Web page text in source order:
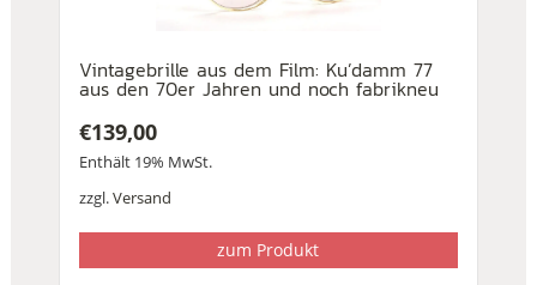
Vintagebrille aus dem Film: Ku’damm 77
aus den 70er Jahren und noch fabrikneu
€139,00
Enthält 19% MwSt.
zzgl.Versand
zum Produkt